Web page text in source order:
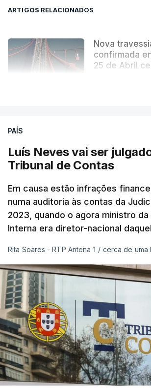
ARTIGOS RELACIONADOS
Nova
confirmada
25 de Abril
PAÍS
Luís Neves vai ser
Tribunal de Contas
Em causa estão infrações
numa auditoria às contas da
2023, quando o agora ministro
Interna era diretor-nacional
Rita Soares - RTP Antena 1 / cerca de uma